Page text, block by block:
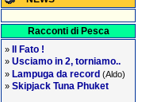
Racconti di Pesca
» Il Fato !
» Usciamo in 2, torniamo..
» Lampuga da record (Aldo)
» Skipjack Tuna Phuket